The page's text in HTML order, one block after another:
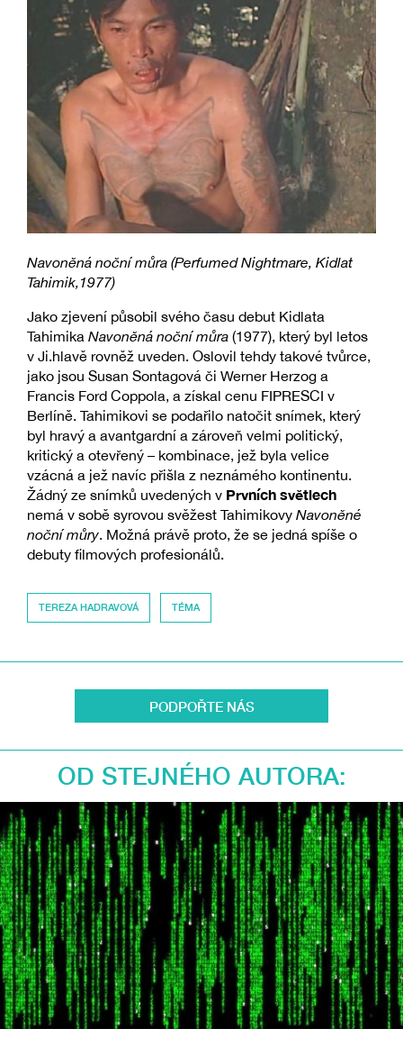
Navoněná noční můra (Perfumed Nightmare, Kidlat
Tahimik,1977)
Jako zjevení působil svého času debut Kidlata
Tahimika Navoněná noční můra (1977), který byl letos
v Ji.hlavě rovněž uveden. Oslovil tehdy takové tvůrce,
jako jsou Susan Sontagová či Werner Herzog a
Francis Ford Coppola, a získal cenu FIPRESCI v
Berlíně. Tahimikovi se podařilo natočit snímek, který
byl hravý a avantgardní a zároveň velmi politický,
kritický a otevřený – kombinace, jež byla velice
vzácná a jež navíc přišla z neznámého kontinentu.
Žádný ze snímků uvedených v Prvních světlech
nemá v sobě syrovou svěžest Tahimikovy Navoněné
noční můry. Možná právě proto, že se jedná spíše o
debuty filmových profesionálů.
TEREZA HADRAVOVÁ TÉMA
PODPOŘTE NÁS
OD STEJNÉHO AUTORA: